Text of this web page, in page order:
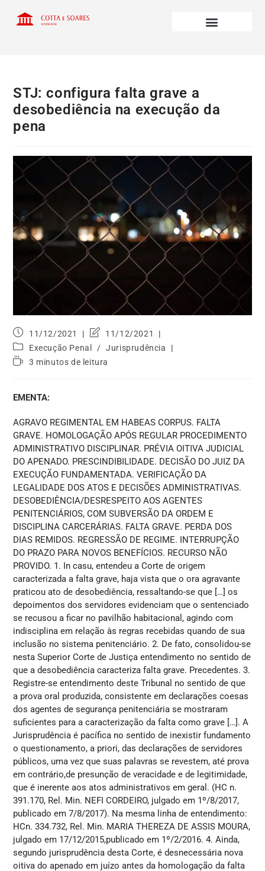
STJ: configura falta grave a
desobediência na execução da
pena
11/12/2021
11/12/2021
Execução Penal
/ Jurisprudência
3 minutos de leitura
EMENTA:
AGRAVO REGIMENTAL EM HABEAS CORPUS. FALTA
GRAVE. HOMOLOGAÇÃO APÓS REGULAR PROCEDIMENTO
ADMINISTRATIVO DISCIPLINAR. PRÉVIA OITIVA JUDICIAL
DO APENADO. PRESCINDIBILIDADE. DECISÃO DO JUIZ DA
EXECUÇÃO FUNDAMENTADA. VERIFICAÇÃO DA
LEGALIDADE DOS ATOS E DECISÕES ADMINISTRATIVAS.
DESOBEDIÊNCIA/DESRESPEITO AOS AGENTES
PENITENCIÁRIOS, COM SUBVERSÃO DA ORDEM E
DISCIPLINA CARCERÁRIAS. FALTA GRAVE. PERDA DOS
DIAS REMIDOS. REGRESSÃO DE REGIME. INTERRUPÇÃO
DO PRAZO PARA NOVOS BENEFÍCIOS. RECURSO NÃO
PROVIDO. 1. In casu, entendeu a Corte de origem
caracterizada a falta grave, haja vista que o ora agravante
praticou ato de desobediência, ressaltando-se que […] os
depoimentos dos servidores evidenciam que o sentenciado
se recusou a ficar no pavilhão habitacional, agindo com
indisciplina em relação às regras recebidas quando de sua
inclusão no sistema penitenciário. 2. De fato, consolidou-se
nesta Superior Corte de Justiça entendimento no sentido de
que a desobediência caracteriza falta grave. Precedentes. 3.
Registre-se entendimento deste Tribunal no sentido de que
a prova oral produzida, consistente em declarações coesas
dos agentes de segurança penitenciária se mostraram
suficientes para a caracterização da falta como grave […]. A
Jurisprudência é pacífica no sentido de inexistir fundamento
o questionamento, a priori, das declarações de servidores
públicos, uma vez que suas palavras se revestem, até prova
em contrário,de presunção de veracidade e de legitimidade,
que é inerente aos atos administrativos em geral. (HC n.
391.170, Rel. Min. NEFI CORDEIRO, julgado em 1º/8/2017,
publicado em 7/8/2017). Na mesma linha de entendimento:
HCn. 334.732, Rel. Min. MARIA THEREZA DE ASSIS MOURA,
julgado em 17/12/2015,publicado em 1º/2/2016. 4. Ainda,
segundo jurisprudência desta Corte, é desnecessária nova
oitiva do apenado em juízo antes da homologação da falta